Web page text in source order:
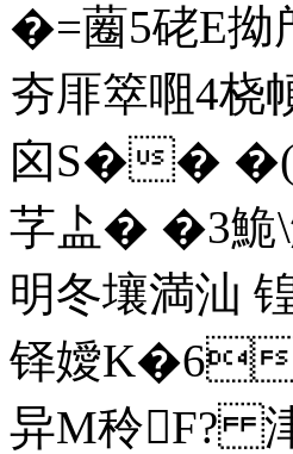
�=蔨5硓E拗
夯厞箤唨4桡
囟S��
芓盀� �3
明冬壤満汕
铎嬡K�6{
异М秢F?